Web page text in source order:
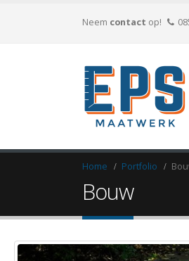
Neem contact op!
Home Portfolio
Bouw